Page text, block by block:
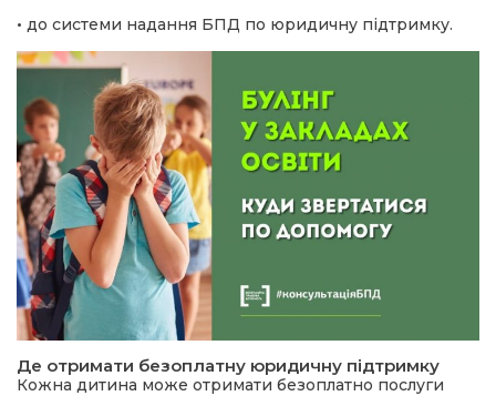
• до системи надання БПД по юридичну підтримку.
Де отримати безоплатну юридичну підтримку
Кожна дитина може отримати безоплатно послуги